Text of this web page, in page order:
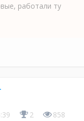
работали ту
2 858